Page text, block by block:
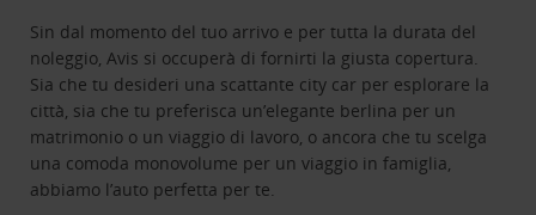
Sin dal momento del tuo arrivo e per tutta la durata del
noleggio, Avis si occuperà di fornirti la giusta copertura.
Sia che tu desideri una scattante city car per esplorare la
città, sia che tu preferisca un’elegante berlina per un
matrimonio o un viaggio di lavoro, o ancora che tu scelga
una comoda monovolume per un viaggio in famiglia,
abbiamo l’auto perfetta per te.